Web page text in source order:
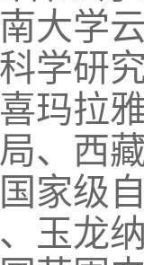
大学
学研
玛拉
、西
家级
玉龙